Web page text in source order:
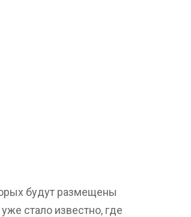
будут размещены
стало известно, где